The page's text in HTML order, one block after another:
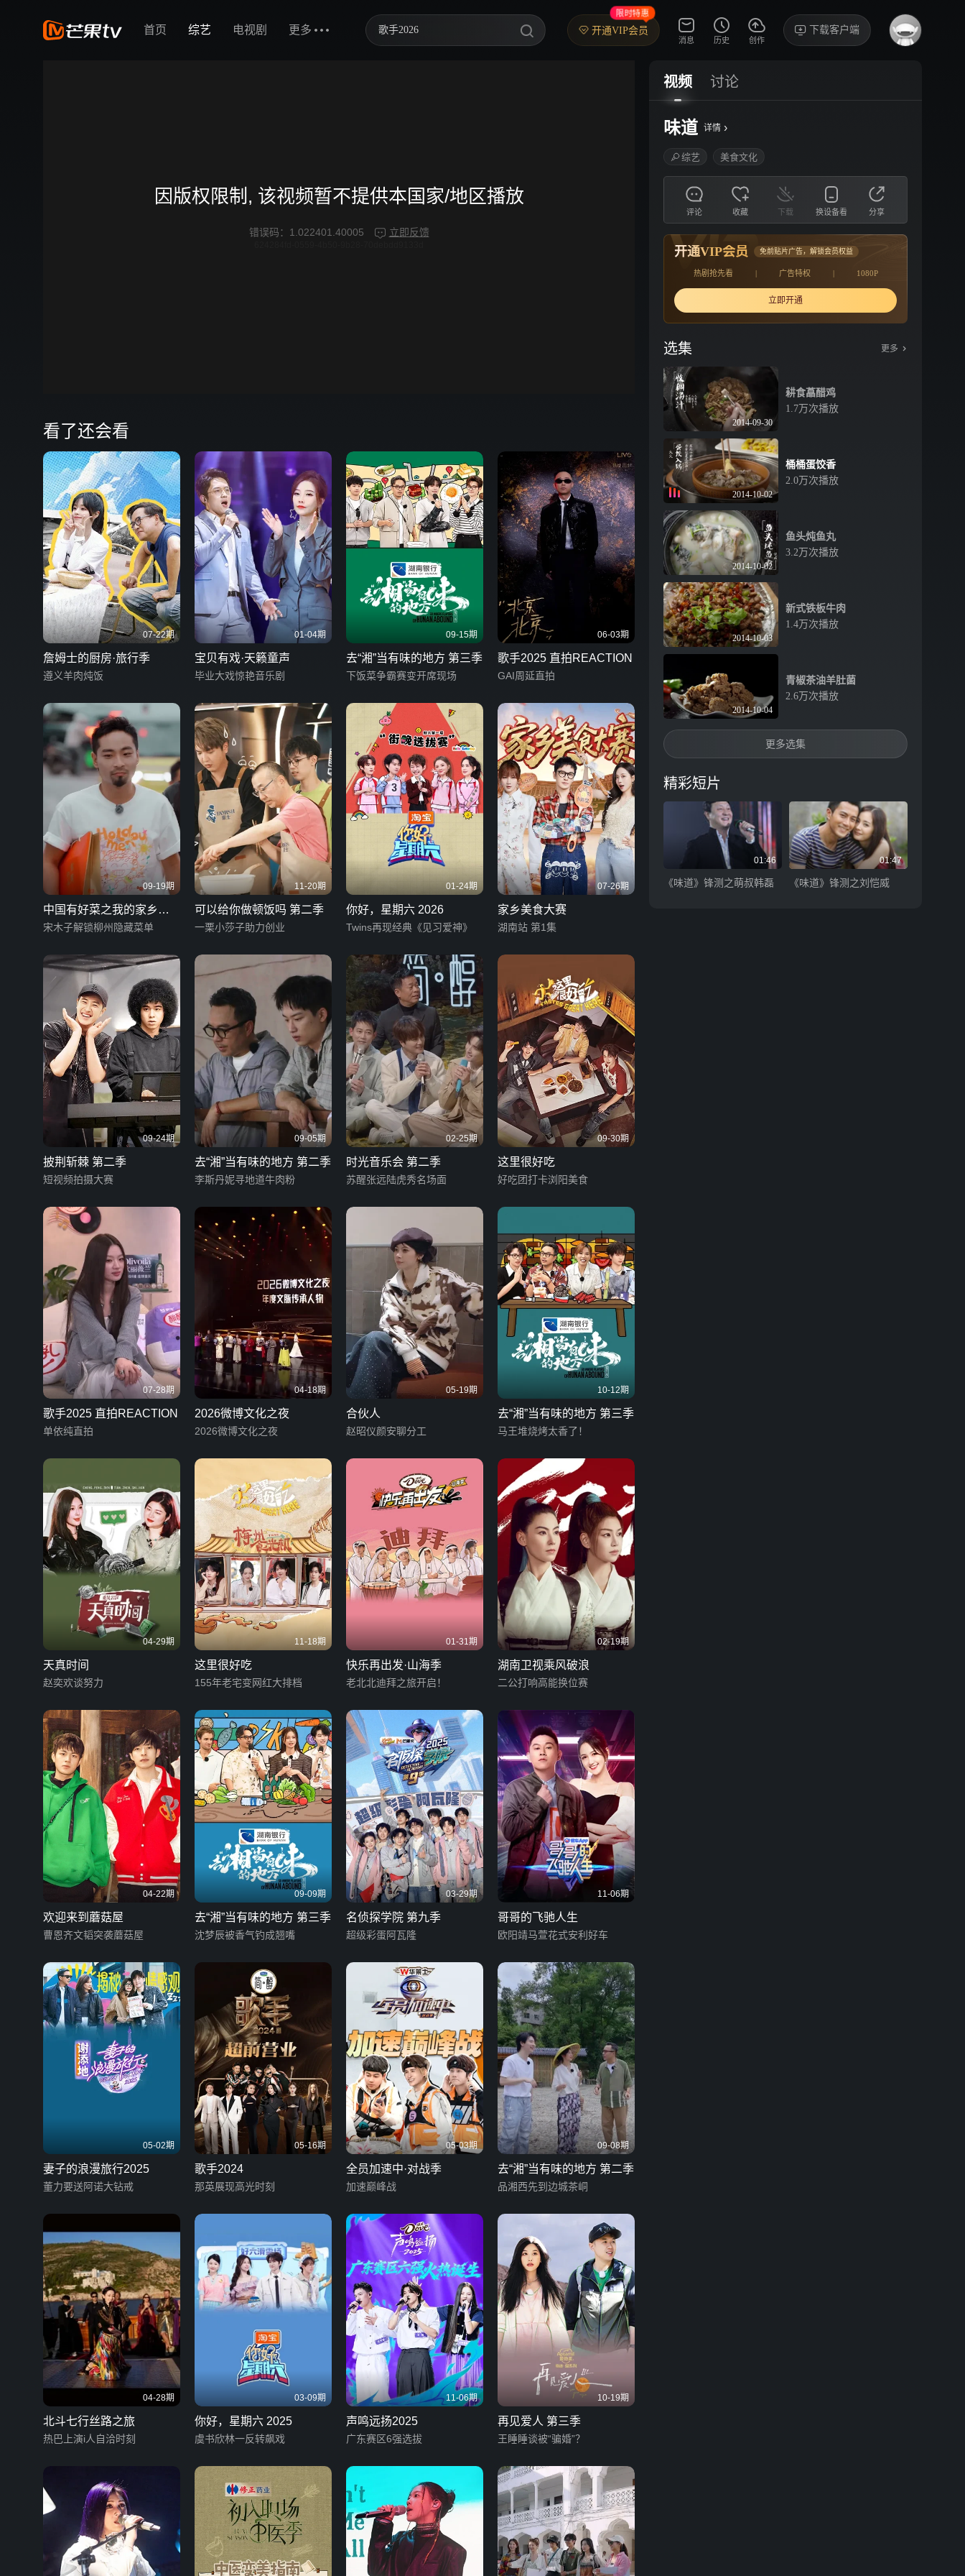
首页 综艺 电视剧 更多 歌手2026
妻子的浪漫旅行2026
开通VIP会员
限时特惠
消息 历史 创作
下载客户端
因版权限制, 该视频暂不提供本国家/地区播放
错误码： 1.022401.40005 立即反馈
看了还会看
07-22期
詹姆士的厨房·旅行季
遵义羊肉炖饭
01-04期
宝贝有戏·天籁童声
毕业大戏惊艳音乐剧
09-15期
去“湘”当有味的地方 第三季
下饭菜争霸赛变开席现场
06-03期
歌手2025 直拍REACTION
GAI周延直拍
09-19期
中国有好菜之我的家乡很
好吃
宋木子解锁柳州隐藏菜单
11-20期
可以给你做顿饭吗 第二季
一栗小莎子助力创业
01-24期
你好，星期六 2026
Twins再现经典《见习爱神》
07-26期
家乡美食大赛
湖南站 第1集
09-24期
披荆斩棘 第二季
短视频拍摄大赛
09-05期
去“湘”当有味的地方 第二季
李斯丹妮寻地道牛肉粉
02-25期
时光音乐会 第二季
苏醒张远陆虎秀名场面
09-30期
这里很好吃
好吃团打卡浏阳美食
07-28期
歌手2025 直拍REACTION
单依纯直拍
04-18期
2026微博文化之夜
2026微博文化之夜
05-19期
合伙人
赵昭仪颜安聊分工
10-12期
去“湘”当有味的地方 第三季
马王堆烧烤太香了！
04-29期
天真时间
赵奕欢谈努力
11-18期
这里很好吃
155年老宅变网红大排档
01-31期
快乐再出发·山海季
老北北迪拜之旅开启！
02-19期
湖南卫视乘风破浪
二公打响高能换位赛
04-22期
欢迎来到蘑菇屋
曹恩齐文韬突袭蘑菇屋
09-09期
去“湘”当有味的地方 第三季
沈梦辰被香气钓成翘嘴
03-29期
名侦探学院 第九季
超级彩蛋阿瓦隆
11-06期
哥哥的飞驰人生
欧阳靖马萱花式安利好车
05-02期
妻子的浪漫旅行2025
董力要送阿诺大钻戒
05-16期
歌手2024
那英展现高光时刻
05-03期
全员加速中·对战季
加速巅峰战
09-08期
去“湘”当有味的地方 第二季
品湘西先到边城茶峒
04-28期
北斗七行丝路之旅
热巴上演i人自洽时刻
03-09期
你好，星期六 2025
虞书欣林一反转飙戏
11-06期
声鸣远扬2025
广东赛区6强选拔
10-19期
再见爱人 第三季
王睡睡谈被“骗婚”？
视频 讨论
味道 详情 ›
综艺 美食文化
评论 收藏 下载 换设备看 分享
开通VIP会员 免前贴片广告，解锁会员权益
热剧抢先看 | 广告特权 | 1080P
立即开通
选集 更多
2014-09-30
耕食藠醋鸡
1.7万次播放
2014-10-02
桶桶蛋饺香
2.0万次播放
2014-10-02
鱼头炖鱼丸
3.2万次播放
2014-10-03
新式铁板牛肉
1.4万次播放
2014-10-04
青椒茶油羊肚菌
2.6万次播放
更多选集
精彩短片
01:46
《味道》锋测之萌叔韩磊
01:47
《味道》锋测之刘恺威